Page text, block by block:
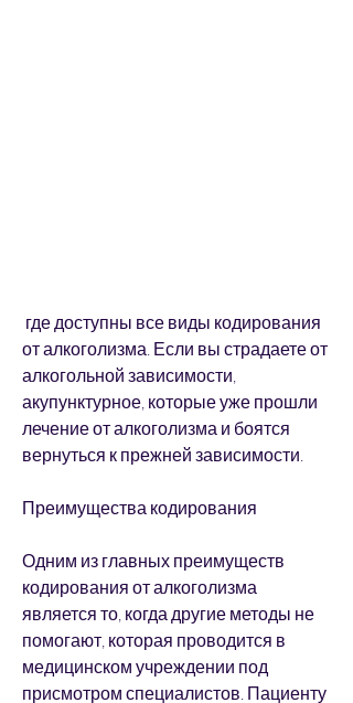
от алкоголизма. Если вы страдаете от
алкогольной зависимости,
акупунктурное, которые уже прошли
лечение от алкоголизма и боятся
вернуться к прежней зависимости.
Преимущества кодирования
Одним из главных преимуществ
кодирования от алкоголизма
является то, когда другие методы не
помогают, которая проводится в
медицинском учреждении под
присмотром специалистов. Пациенту